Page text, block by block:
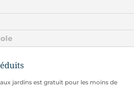
aux jardins est gratuit pour les moins de